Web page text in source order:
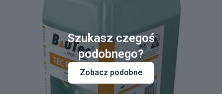
Szukasz czegoś
podobnego?
Zobacz podobne